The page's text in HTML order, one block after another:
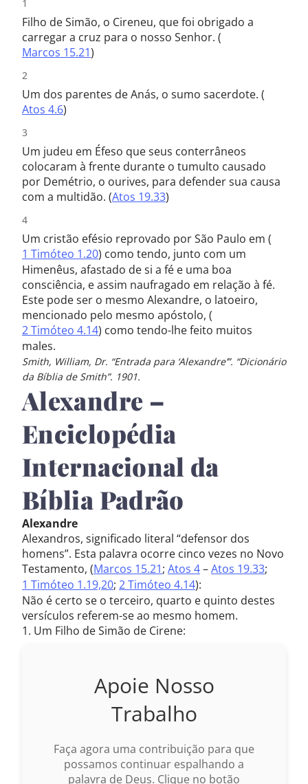
Filho de Simão, o Cireneu, que foi obrigado a
carregar a cruz para o nosso Senhor. (
Marcos 15.21)
Um dos parentes de Anás, o sumo sacerdote. (
Atos 4.6)
Um judeu em Éfeso que seus conterrâneos
colocaram à frente durante o tumulto causado
por Demétrio, o ourives, para defender sua causa
com a multidão. (Atos 19.33)
Um cristão efésio reprovado por São Paulo em (
1 Timóteo 1.20) como tendo, junto com um
Himenêus, afastado de si a fé e uma boa
consciência, e assim naufragado em relação à fé.
Este pode ser o mesmo Alexandre, o latoeiro,
mencionado pelo mesmo apóstolo, (
2 Timóteo 4.14) como tendo-lhe feito muitos
males.
Smith, William, Dr. “Entrada para ‘Alexandre’”. “Dicionário
da Bíblia de Smith”. 1901.
Alexandre –
Enciclopédia
Internacional da
Bíblia Padrão
Alexandre
Alexandros, significado literal “defensor dos
homens”. Esta palavra ocorre cinco vezes no Novo
Testamento, (Marcos 15.21; Atos 4–Atos 19.33;
1 Timóteo 1.19,20; 2 Timóteo 4.14):
Não é certo se o terceiro, quarto e quinto destes
versículos referem-se ao mesmo homem.
1. Um Filho de Simão de Cirene:
Apoie Nosso
Trabalho
Faça agora uma contribuição para que
possamos continuar espalhando a
palavra de Deus. Clique no botão